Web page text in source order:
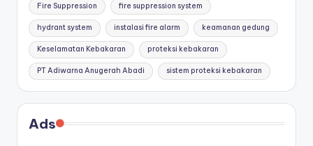
Fire Suppression fire suppression system
hydrant system instalasi fire alarm keamanan gedung
Keselamatan Kebakaran proteksi kebakaran
PT Adiwarna Anugerah Abadi sistem proteksi kebakaran
Ads